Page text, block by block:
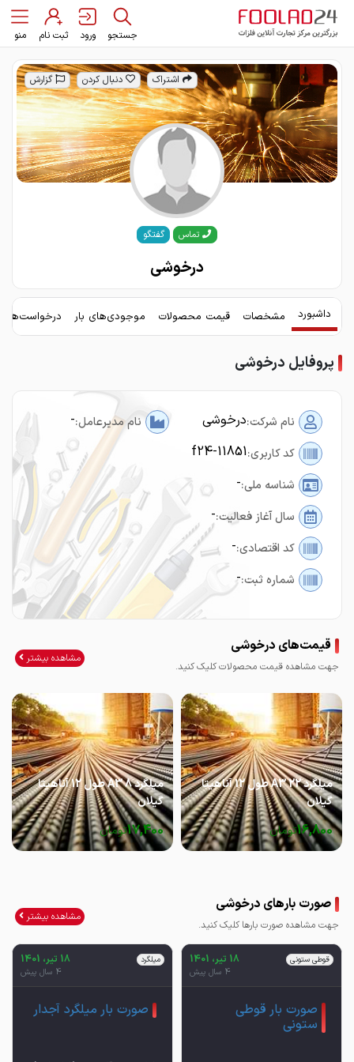
جستجو ورود ثبت نام منو
اشتراک دنبال کردن گزارش
تماس گفتگو
درخوشی
داشبورد مشخصات قیمت محصولات موجودی‌های بار
پروفایل درخوشی
نام شرکت:درخوشی نام مدیرعامل:-
کد کاربری:f24-11851
شناسه ملی:-
سال آغاز فعالیت:-
کد اقتصادی:-
شماره ثبت:-
قیمت‌های درخوشی
جهت مشاهده قیمت محصولات کلیک کنید.
مشاهده بیشتر
میلگرد 22 A3 طول 12 آناهیتا
گیلان
16,800تومان
میلگرد 8 A3 طول 12 آناهیتا
گیلان
17,400تومان
صورت بارهای درخوشی
جهت مشاهده صورت بارها کلیک کنید.
مشاهده بیشتر
قوطی ستونی 18 تیر، 1401
4 سال پیش
صورت بار قوطی
ستونی
میلگرد 18 تیر، 1401
4 سال پیش
صورت بار میلگرد آجدار